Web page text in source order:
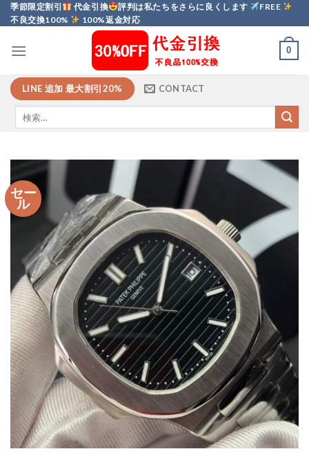
Skip
to
季節限定割引 代金引換 評判は私たちをさらに良くします
FREE
不良交換100%
100%返金対応
0
LINE 追加 最大割引20% CONTACT
セー
ル